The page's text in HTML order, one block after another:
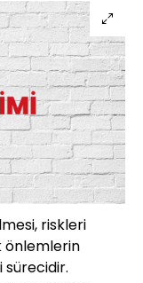
riskleri
önlemlerin
sürecidir.